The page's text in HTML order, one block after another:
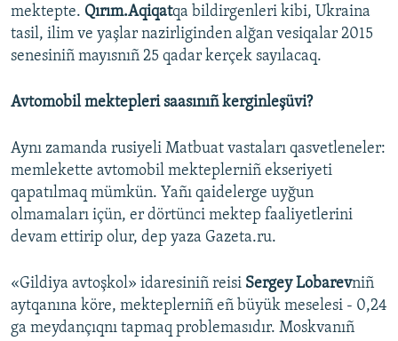
mektepte. Qırım.Aqiqatqa bildirgenleri kibi, Ukraina
tasil, ilim ve yaşlar nazirliginden alğan vesiqalar 2015
senesiniñ mayısnıñ 25 qadar kerçek sayılacaq.
Avtomobil mektepleri saasınıñ kerginleşüvi?
Aynı zamanda rusiyeli Matbuat vastaları qasvetleneler:
memlekette avtomobil mekteplerniñ ekseriyeti
qapatılmaq mümkün. Yañı qaidelerge uyğun
olmamaları içün, er dörtünci mektep faaliyetlerini
devam ettirip olur, dep yaza Gazeta.ru.
«Gildiya avtoşkol» idaresiniñ reisi Sergey Lobarevniñ
aytqanına köre, mekteplerniñ eñ büyük meselesi - 0,24
ga meydançıqnı tapmaq problemasıdır. Moskvanıñ